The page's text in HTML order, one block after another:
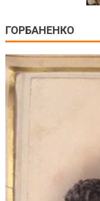
ГОРБАНЕНКО